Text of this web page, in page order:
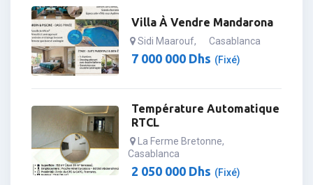
Villa À Vendre Mandarona
Sidi Maarouf, Casablanca
7 000 000 Dhs (Fixé)
Température Automatique
RTCL
La Ferme Bretonne,
Casablanca
2 050 000 Dhs (Fixé)